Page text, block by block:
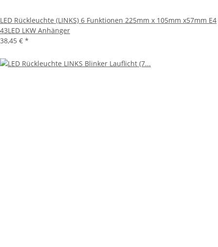
LED Rückleuchte (LINKS) 6 Funktionen 225mm x 105mm x57mm E4
43LED LKW Anhänger
38,45 € *